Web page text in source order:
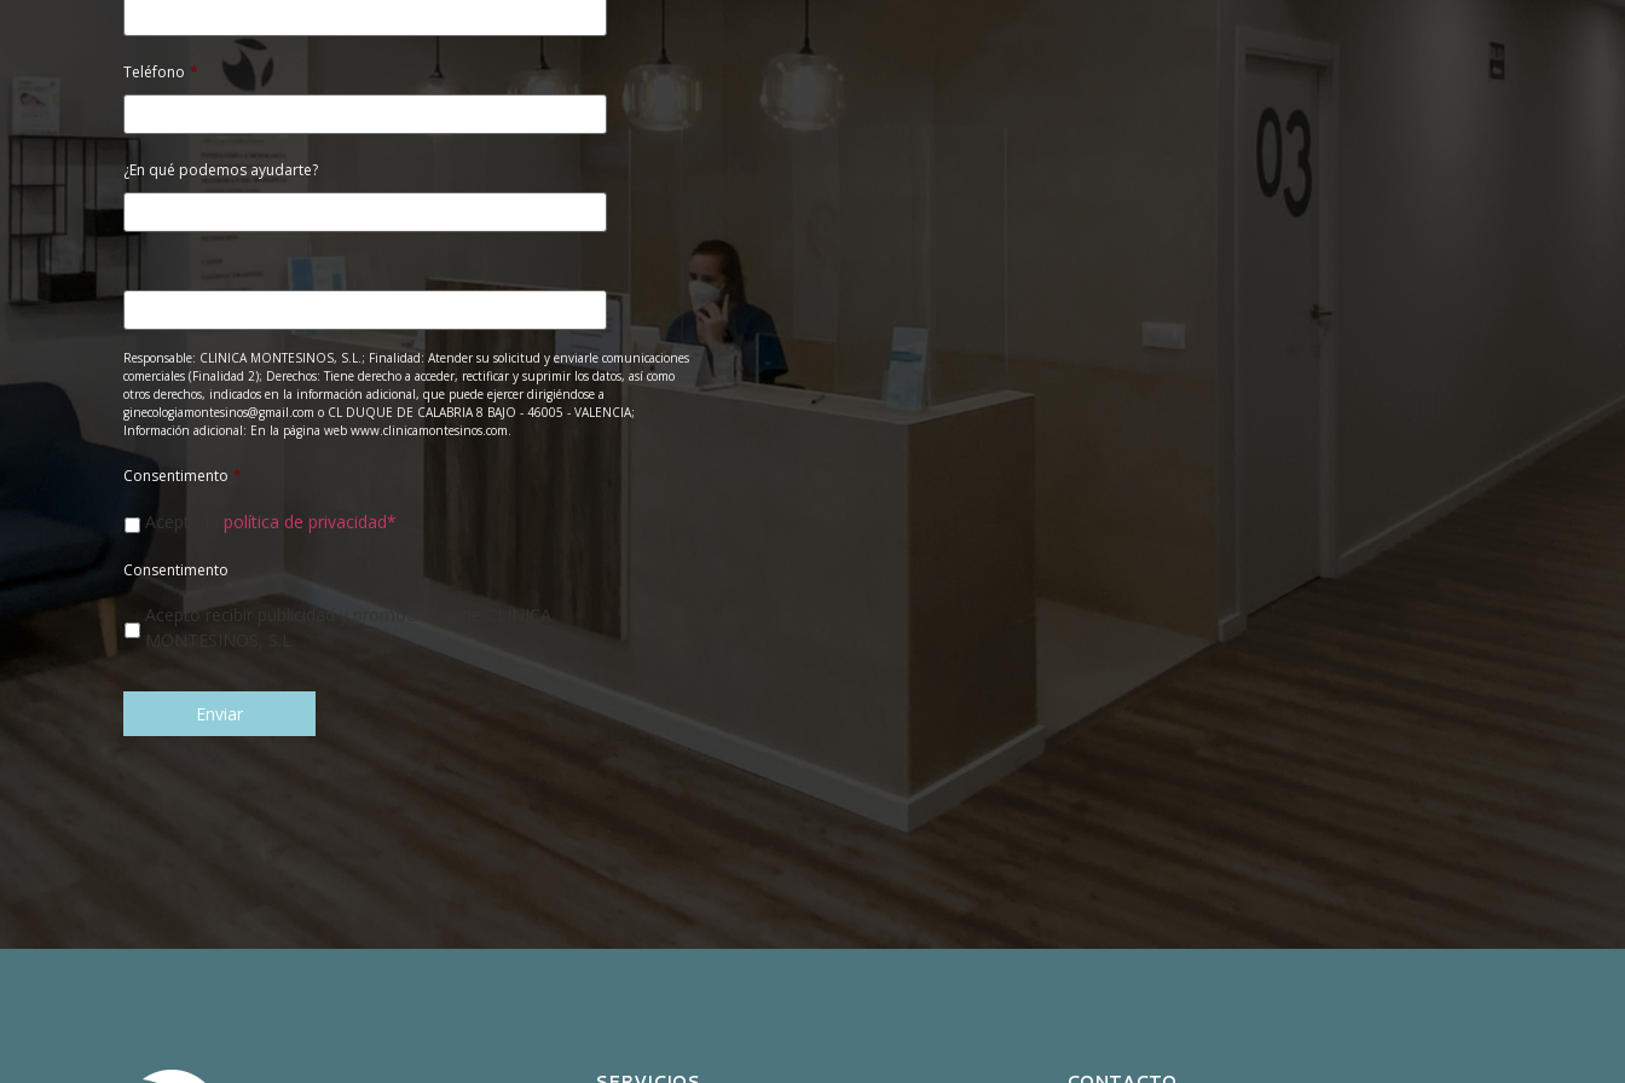
Teléfono *
¿En qué podemos ayudarte?
Responsable: CLINICA MONTESINOS, S.L.; Finalidad: Atender su solicitud y enviarle comunicaciones
comerciales (Finalidad 2); Derechos: Tiene derecho a acceder, rectificar y suprimir los datos, así como
otros derechos, indicados en la información adicional, que puede ejercer dirigiéndose a
ginecologiamontesinos@gmail.com o CL DUQUE DE CALABRIA 8 BAJO - 46005 - VALENCIA;
Información adicional: En la página web www.clinicamontesinos.com.
Consentimento *
Acepto la política de privacidad*
Consentimento
Acepto recibir publicidad y promociones de CLINICA
MONTESINOS, S.L